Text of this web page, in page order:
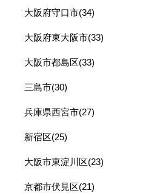
大阪府守口市(34)
大阪府東大阪市(33)
大阪市都島区(33)
三島市(30)
兵庫県西宮市(27)
新宿区(25)
大阪市東淀川区(23)
京都市伏見区(21)